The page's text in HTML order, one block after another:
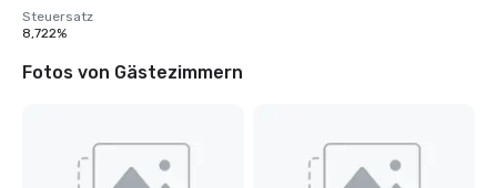
Steuersatz
8,722%
Fotos von Gästezimmern